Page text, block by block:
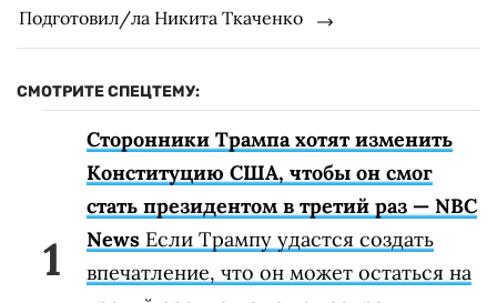
Подготовил/ла Никита Ткаченко
СМОТРИТЕ СПЕЦТЕМУ:
Сторонники Трампа хотят изменить
Конституцию США, чтобы он смог
стать президентом в третий раз — NBC
News Если Трампу удастся создать
впечатление, что он может остаться на